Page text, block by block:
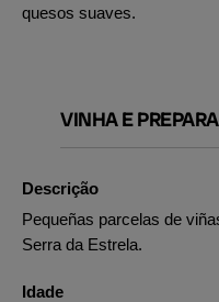
quesos suaves.
VINHA E
Descrição
Pequeñas parcelas de
Serra da Estrela.
Idade